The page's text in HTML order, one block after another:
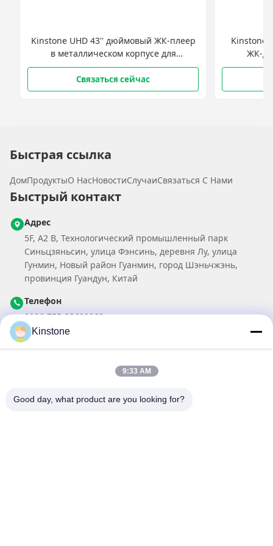
Kinstone UHD 43'' дюймовый ЖК-плеер
в металлическом корпусе для
настенного монтажа
Связаться сейчас
Kinstone
ЖК-
Быстрая ссылка
ДомПродуктыО НасНовостиСлучаиСвязаться С Нами
Быстрый контакт
Адрес
5F, A2 B, Технологический промышленный парк
Синьцзяньсин, улица Фэнсинь, деревня Лу, улица
Гунмин, Новый район Гуанмин, город Шэньчжэнь,
провинция Гуандун, Китай
Телефон
0086-755-33699968
Электронная почта
Наш информационный бюллетень
Подпишитесь на нашу рассылку, чтобы получать скидки и
Kinstone
9:33 AM
Good day, what product are you looking for?